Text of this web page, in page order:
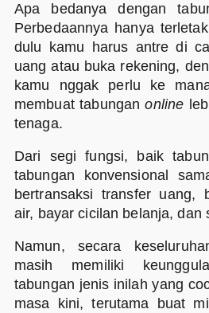
Apa bedanya dengan
Perbedaannya hanya
dulu kamu harus antre di
uang atau buka rekening,
kamu nggak perlu ke
membuat tabunganonline
tenaga.
Dari segi fungsi, baik
tabungan konvensional
bertransaksi transfer uang,
air, bayar cicilan belanja, dan
Namun, secara
masih memiliki
tabungan jenis inilah yang
masa kini, terutama buat